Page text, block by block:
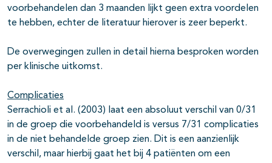
voorbehandelen dan 3 maanden lijkt geen extra voordelen
te hebben, echter de literatuur hierover is zeer beperkt.
De overwegingen zullen in detail hierna besproken worden
per klinische uitkomst.
Complicaties
Serrachioli et al. (2003) laat een absoluut verschil van 0/31
in de groep die voorbehandeld is versus 7/31 complicaties
in de niet behandelde groep zien. Dit is een aanzienlijk
verschil, maar hierbij gaat het bij 4 patiënten om een